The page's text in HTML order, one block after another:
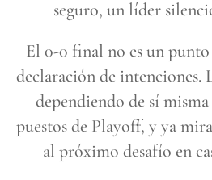
seguro, un líder
El 0-0 final no es un
declaración de intenciones.
dependiendo de sí
puestos de Playoff, y ya
al próximo desafío en